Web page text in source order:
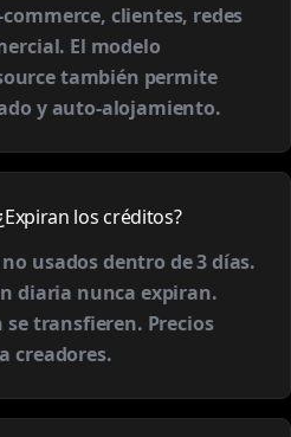
clientes, redes
El modelo
también permite
y auto-alojamiento.
los créditos?
usados dentro de 3 días.
diaria nunca expiran.
se transfieren. Precios
creadores.